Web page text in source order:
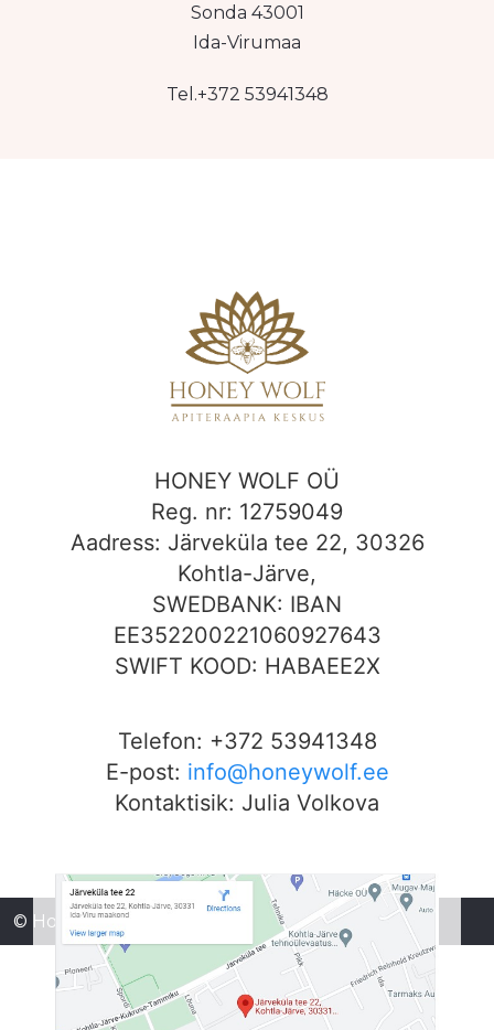
Sonda 43001
Ida-Virumaa
Tel.+372 53941348
HONEY WOLF OÜ
Reg. nr: 12759049
Aadress: Järveküla tee 22, 30326
Kohtla-Järve,
SWEDBANK: IBAN
EE352200221060927643
SWIFT KOOD: HABAEE2X
Telefon: +372 53941348
E-post: info@honeywolf.ee
Kontaktisik: Julia Volkova
© HoneyWolf OÜ 2026, Design by CompLand